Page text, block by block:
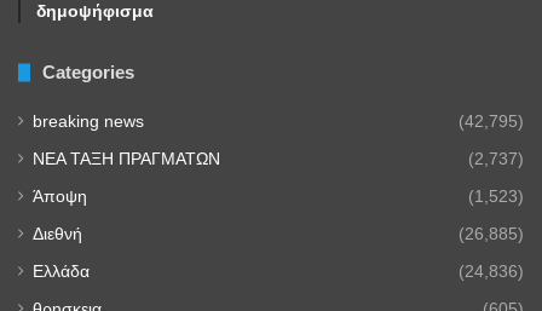
δημοψήφισμα
Categories
breaking news (42,795)
NEA TAΞΗ ΠΡΑΓΜΑΤΩΝ (2,737)
Άποψη (1,523)
Διεθνή (26,885)
Ελλάδα (24,836)